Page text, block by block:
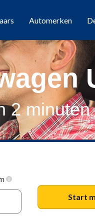
Automerken
2 minuten
Start